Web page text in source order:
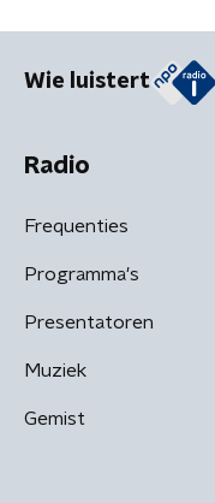
Wie luistert
Radio
Frequenties
Programma's
Presentatoren
Muziek
Gemist